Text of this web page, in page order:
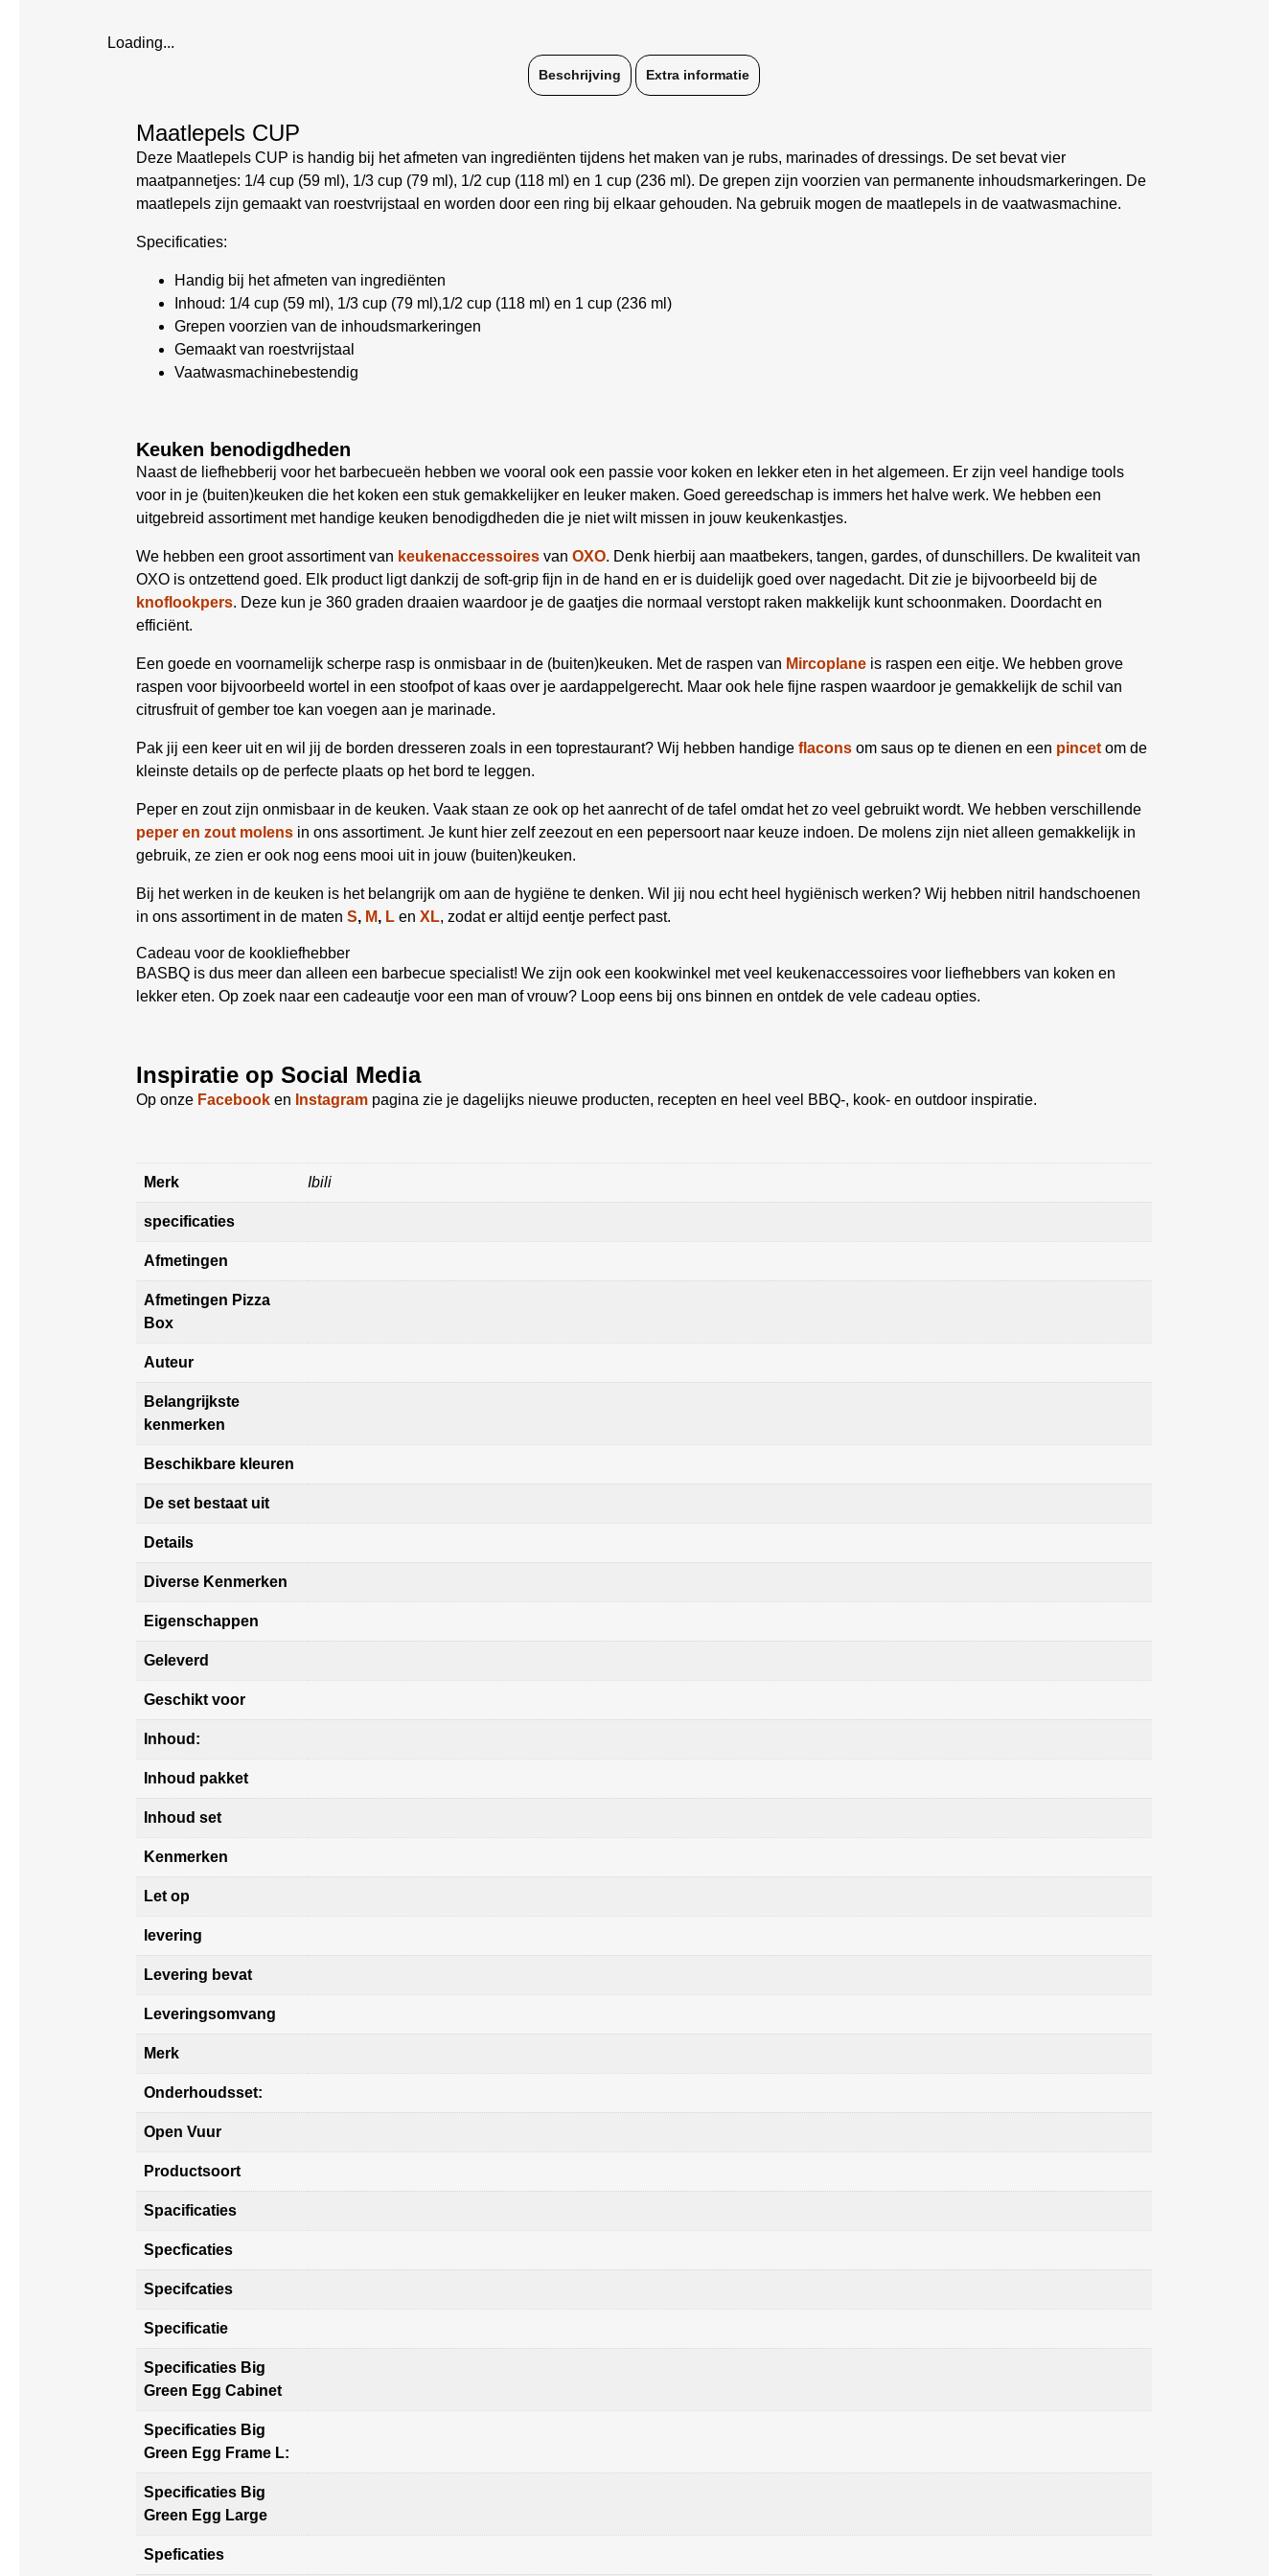
Loading...
Beschrijving Extra informatie
Maatlepels CUP
Deze Maatlepels CUP is handig bij het afmeten van ingrediënten tijdens het maken van je rubs, marinades of dressings. De set bevat vier
maatpannetjes: 1/4 cup (59 ml), 1/3 cup (79 ml), 1/2 cup (118 ml) en 1 cup (236 ml). De grepen zijn voorzien van permanente inhoudsmarkeringen. De
maatlepels zijn gemaakt van roestvrijstaal en worden door een ring bij elkaar gehouden. Na gebruik mogen de maatlepels in de vaatwasmachine.
Specificaties:
Handig bij het afmeten van ingrediënten
Inhoud: 1/4 cup (59 ml), 1/3 cup (79 ml),1/2 cup (118 ml) en 1 cup (236 ml)
Grepen voorzien van de inhoudsmarkeringen
Gemaakt van roestvrijstaal
Vaatwasmachinebestendig
Keuken benodigdheden
Naast de liefhebberij voor het barbecueën hebben we vooral ook een passie voor koken en lekker eten in het algemeen. Er zijn veel handige tools
voor in je (buiten)keuken die het koken een stuk gemakkelijker en leuker maken. Goed gereedschap is immers het halve werk. We hebben een
uitgebreid assortiment met handige keuken benodigdheden die je niet wilt missen in jouw keukenkastjes.
We hebben een groot assortiment van keukenaccessoires van OXO. Denk hierbij aan maatbekers, tangen, gardes, of dunschillers. De kwaliteit van
OXO is ontzettend goed. Elk product ligt dankzij de soft-grip fijn in de hand en er is duidelijk goed over nagedacht. Dit zie je bijvoorbeeld bij de
knoflookpers. Deze kun je 360 graden draaien waardoor je de gaatjes die normaal verstopt raken makkelijk kunt schoonmaken. Doordacht en
efficiënt.
Een goede en voornamelijk scherpe rasp is onmisbaar in de (buiten)keuken. Met de raspen van Mircoplane is raspen een eitje. We hebben grove
raspen voor bijvoorbeeld wortel in een stoofpot of kaas over je aardappelgerecht. Maar ook hele fijne raspen waardoor je gemakkelijk de schil van
citrusfruit of gember toe kan voegen aan je marinade.
Pak jij een keer uit en wil jij de borden dresseren zoals in een toprestaurant? Wij hebben handige flacons om saus op te dienen en een pincet om de
kleinste details op de perfecte plaats op het bord te leggen.
Peper en zout zijn onmisbaar in de keuken. Vaak staan ze ook op het aanrecht of de tafel omdat het zo veel gebruikt wordt. We hebben verschillende
peper en zout molens in ons assortiment. Je kunt hier zelf zeezout en een pepersoort naar keuze indoen. De molens zijn niet alleen gemakkelijk in
gebruik, ze zien er ook nog eens mooi uit in jouw (buiten)keuken.
Bij het werken in de keuken is het belangrijk om aan de hygiëne te denken. Wil jij nou echt heel hygiënisch werken? Wij hebben nitril handschoenen
in ons assortiment in de maten S, M, L en XL, zodat er altijd eentje perfect past.
Cadeau voor de kookliefhebber
BASBQ is dus meer dan alleen een barbecue specialist! We zijn ook een kookwinkel met veel keukenaccessoires voor liefhebbers van koken en
lekker eten. Op zoek naar een cadeautje voor een man of vrouw? Loop eens bij ons binnen en ontdek de vele cadeau opties.
Inspiratie op Social Media
Op onze Facebook en Instagram pagina zie je dagelijks nieuwe producten, recepten en heel veel BBQ-, kook- en outdoor inspiratie.
Merk Ibili
specificaties
Afmetingen
Afmetingen Pizza
Box
Auteur
Belangrijkste
kenmerken
Beschikbare kleuren
De set bestaat uit
Details
Diverse Kenmerken
Eigenschappen
Geleverd
Geschikt voor
Inhoud:
Inhoud pakket
Inhoud set
Kenmerken
Let op
levering
Levering bevat
Leveringsomvang
Merk
Onderhoudsset:
Open Vuur
Productsoort
Spacificaties
Specficaties
Specifcaties
Specificatie
Specificaties Big
Green Egg Cabinet
Specificaties Big
Green Egg Frame L:
Specificaties Big
Green Egg Large
Speficaties